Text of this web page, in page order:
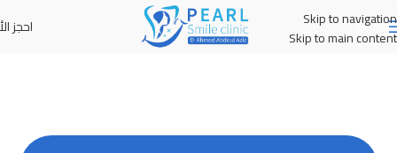
Skip to navigation
Skip to main content
MENU احجز